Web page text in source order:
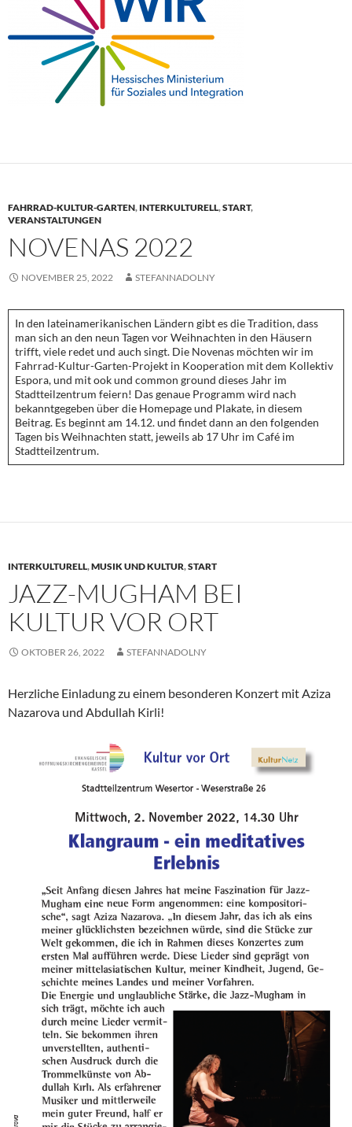
FAHRRAD-KULTUR-GARTEN, INTERKULTURELL,START,
VERANSTALTUNGEN
NOVENAS 2022
NOVEMBER 25, 2022 STEFANNADOLNY
In den lateinamerikanischen Ländern gibt es die Tradition, dass
man sich an den neun Tagen vor Weihnachten in den Häusern
trifft, viele redet und auch singt. Die Novenas möchten wir im
Fahrrad-Kultur-Garten-Projekt in Kooperation mit dem Kollektiv
Espora, und mit ook und common ground dieses Jahr im
Stadtteilzentrum feiern! Das genaue Programm wird nach
bekanntgegeben über die Homepage und Plakate, in diesem
Beitrag. Es beginnt am 14.12. und findet dann an den folgenden
Tagen bis Weihnachten statt, jeweils ab 17 Uhr im Café im
Stadtteilzentrum.
INTERKULTURELL,MUSIK UND KULTUR,START
JAZZ-MUGHAM BEI
KULTUR VOR ORT
OKTOBER 26, 2022 STEFANNADOLNY
Herzliche Einladung zu einem besonderen Konzert mit Aziza
Nazarova und Abdullah Kirli!